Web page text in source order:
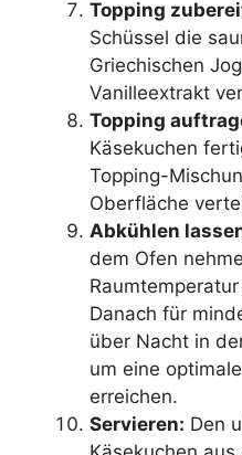
Topping
Schüssel die
Griechischen
Vanilleextrakt
Topping
Käsekuchen
Topping-
Oberfläche
Abkühlen
dem Ofen
Danach für
über Nacht in
um eine
erreichen.
Servieren: Den